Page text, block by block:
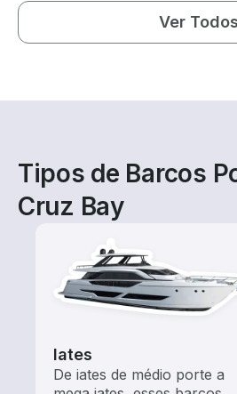
Ver Todos
Tipos de Barcos
Cruz Bay
Iates
De iates de médio porte a